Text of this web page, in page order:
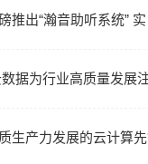
生产力发展的云计算